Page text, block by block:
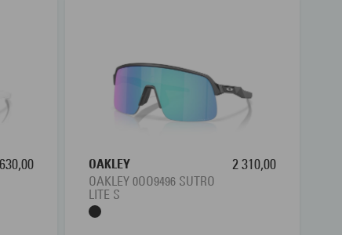
OAKLEY
OAKLEY 0OO9496 SUTRO
LITE S
2 310,00